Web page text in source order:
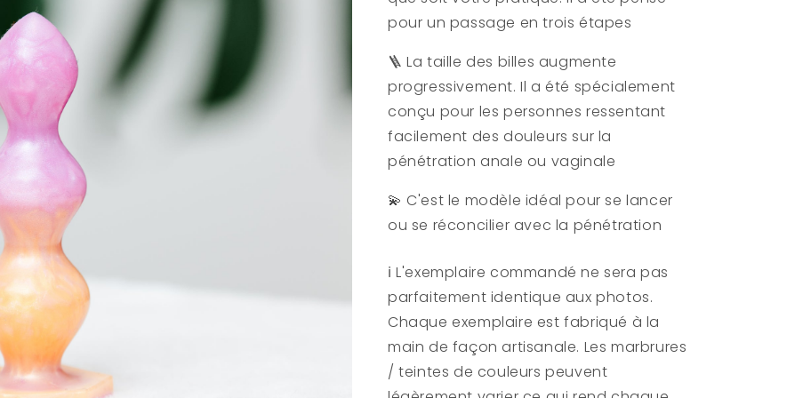
pour un passage en trois étapes
🪜 La taille des billes augmente
progressivement. Il a été spécialement
conçu pour les personnes ressentant
facilement des douleurs sur la
pénétration anale ou vaginale
💫 C'est le modèle idéal pour se lancer
ou se réconcilier avec la pénétration
ℹ️ L'exemplaire commandé ne sera pas
parfaitement identique aux photos.
Chaque exemplaire est fabriqué à la
main de façon artisanale. Les marbrures
/ teintes de couleurs peuvent